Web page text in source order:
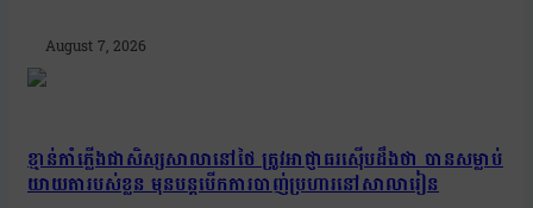
August 7, 2026
ខ្មាន់កាំភ្លើងជាសិស្សសាលានៅថៃ ត្រូវអាជ្ញាធរស៊ើបដឹងថា បានសម្លាប់
យាយតារបស់ខ្លួន មុនបន្តបើកការបាញ់ប្រហារនៅសាលារៀន